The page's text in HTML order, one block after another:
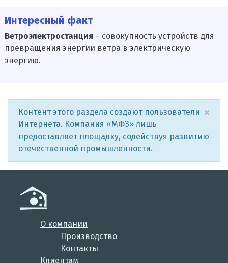
Интересный факт
Ветроэлектростанция – совокупность устройств для
превращения энергии ветра в электрическую
энергию.
×
Контент этого раздела создают пользователи
Интернета. Компания «МФЗ» лишь
предоставляет площадку, содействуя развитию
отечественной промышленности.
О компании
Производство
Контакты
Клиентам